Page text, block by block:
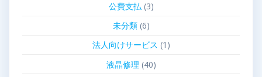
公費支払(3)
未分類(6)
法人向けサービス (1)
液晶修理 (40)